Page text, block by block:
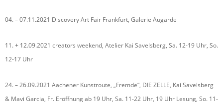
04. – 07.11.2021 Discovery Art Fair Frankfurt, Galerie Augarde
11. + 12.09.2021 creators weekend, Atelier Kai Savelsberg, Sa. 12-19 Uhr, So.
12-17 Uhr
24. – 26.09.2021 Aachener Kunstroute, „Fremde“, DIE ZELLE, Kai Savelsberg
& Mavi Garcia, Fr. Eröffnung ab 19 Uhr, Sa. 11-22 Uhr, 19 Uhr Lesung, So. 11-